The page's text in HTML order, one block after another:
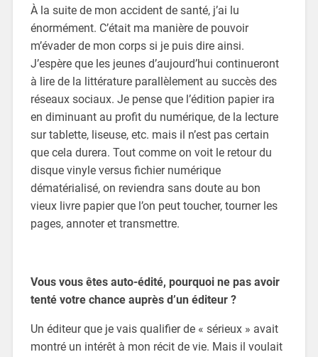
À la suite de mon accident de santé, j’ai lu
énormément. C’était ma manière de pouvoir
m’évader de mon corps si je puis dire ainsi.
J’espère que les jeunes d’aujourd’hui continueront
à lire de la littérature parallèlement au succès des
réseaux sociaux. Je pense que l’édition papier ira
en diminuant au profit du numérique, de la lecture
sur tablette, liseuse, etc. mais il n’est pas certain
que cela durera. Tout comme on voit le retour du
disque vinyle versus fichier numérique
dématérialisé, on reviendra sans doute au bon
vieux livre papier que l’on peut toucher, tourner les
pages, annoter et transmettre.
Vous vous êtes auto-édité, pourquoi ne pas avoir
tenté votre chance auprès d’un éditeur ?
Un éditeur que je vais qualifier de « sérieux » avait
montré un intérêt à mon récit de vie. Mais il voulait